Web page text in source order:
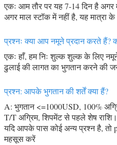
एकः आम तौर पर यह 7-14 दिन है अगर
अगर माल स्टॉक में नहीं है, यह मात्रा
प्रश्नः क्या आप नमूने प्रदान करते हैं?
एकः हाँ, हम निः शुल्क शुल्क के लिए
ढुलाई की लागत का भुगतान करने की
प्रश्न: आपके भुगतान की शर्तें क्या हैं?
A: भुगतान <=1000USD, 100%
T/T अग्रिम, शिपमेंट से पहले शेष राशि।
यदि आपके पास कोई अन्य प्रश्न है,
महसूस करें